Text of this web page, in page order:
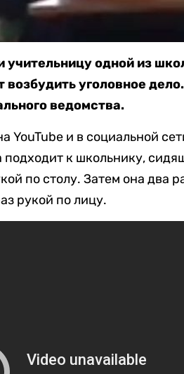
учительницу одной из
уголовное
ведомства.
YouTube и в социальной
подходит к школьнику,
по столу. Затем она два
рукой по лицу.